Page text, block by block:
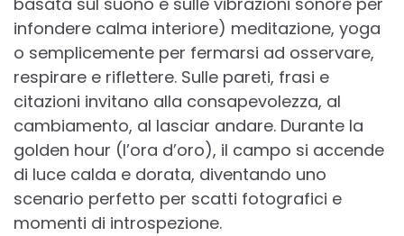
infondere calma interiore) meditazione, yoga
o semplicemente per fermarsi ad osservare,
respirare e riflettere. Sulle pareti, frasi e
citazioni invitano alla consapevolezza, al
cambiamento, al lasciar andare. Durante la
golden hour (l’ora d’oro), il campo si accende
di luce calda e dorata, diventando uno
scenario perfetto per scatti fotografici e
momenti di introspezione.